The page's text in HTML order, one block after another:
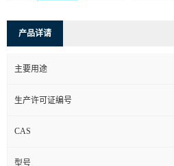
产品详请
主要用途
生产许可证编号
CAS
型号